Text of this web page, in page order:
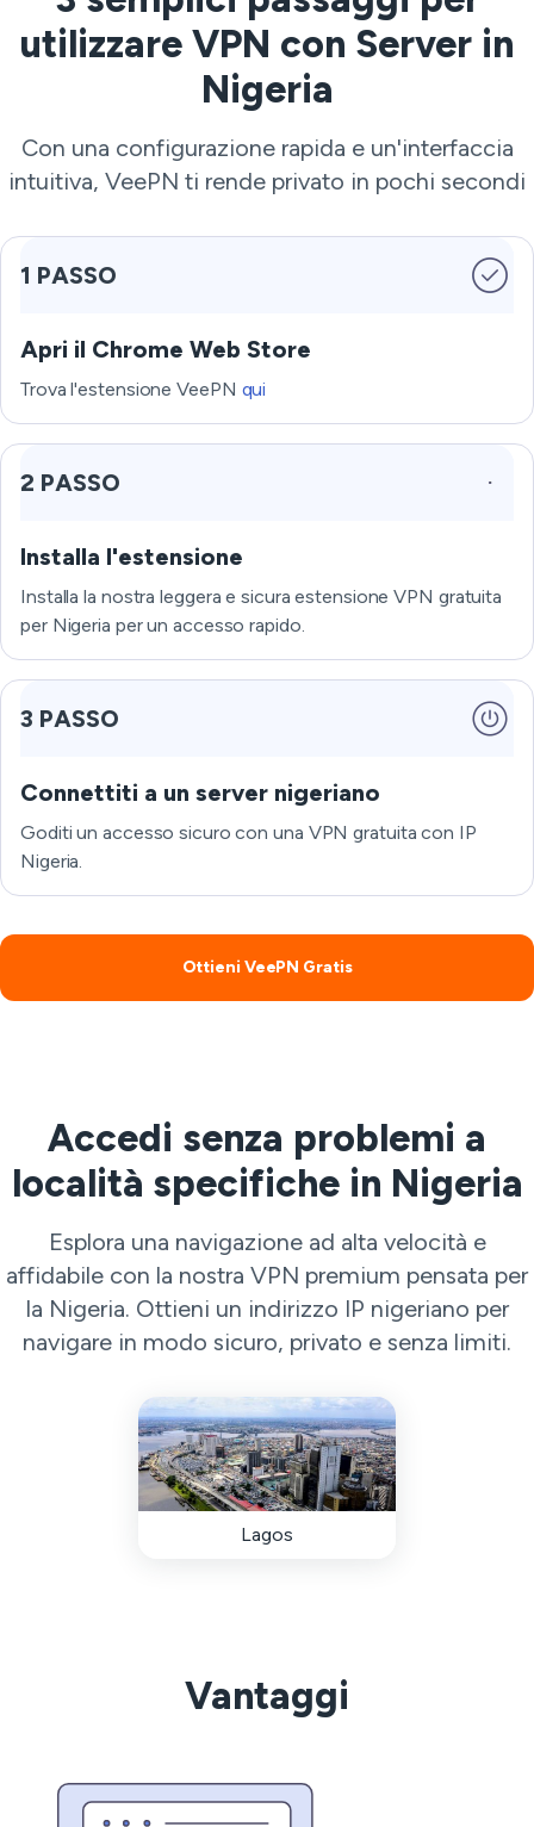
utilizzare VPN con Server in
Nigeria
Con una configurazione rapida e un'interfaccia
intuitiva, VeePN ti rende privato in pochi secondi
1 PASSO
Apri il Chrome Web Store
Trova l'estensione VeePN qui
2 PASSO
Installa l'estensione
Installa la nostra leggera e sicura estensione VPN gratuita
per Nigeria per un accesso rapido.
3 PASSO
Connettiti a un server nigeriano
Goditi un accesso sicuro con una VPN gratuita con IP
Nigeria.
Ottieni VeePN Gratis
Accedi senza problemi a
località specifiche in Nigeria
Esplora una navigazione ad alta velocità e
affidabile con la nostra VPN premium pensata per
la Nigeria. Ottieni un indirizzo IP nigeriano per
navigare in modo sicuro, privato e senza limiti.
Lagos
Vantaggi